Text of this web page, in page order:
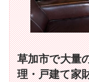
草加市で大量
理・戸建て家